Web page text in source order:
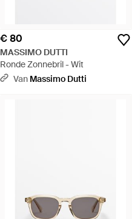
€ 80
MASSIMO DUTTI
Ronde Zonnebril - Wit
Van Massimo Dutti